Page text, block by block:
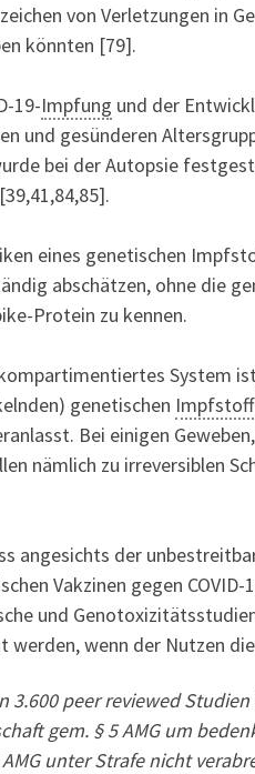
von Verletzungen in
könnten [79].
19-Impfung und der
und gesünderen
bei der Autopsie
eines genetischen
abschätzen, ohne die
Protein zu kennen.
System
genetischen Impfstoff
Bei einigen
nämlich zu irreversiblen
angesichts der
Vakzinen gegen
und
wenn der Nutzen
3.600 peer reviewed
gem. § 5 AMG um
unter Strafe nicht